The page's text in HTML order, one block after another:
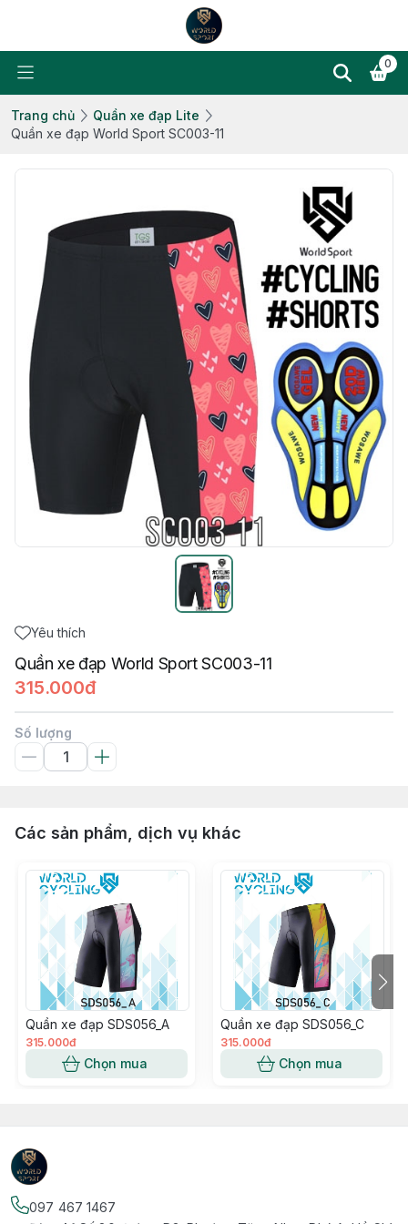
0
Trang chủ
Quần xe đạp Lite
Quần xe đạp World Sport SC003-11
Yêu thích
Quần xe đạp World Sport SC003-11
315.000đ
Số lượng
Các sản phẩm, dịch vụ khác
Quần xe đạp SDS056_A
315.000đ
Chọn mua
Quần xe đạp SDS056_C
315.000đ
Chọn mua
097 467 1467